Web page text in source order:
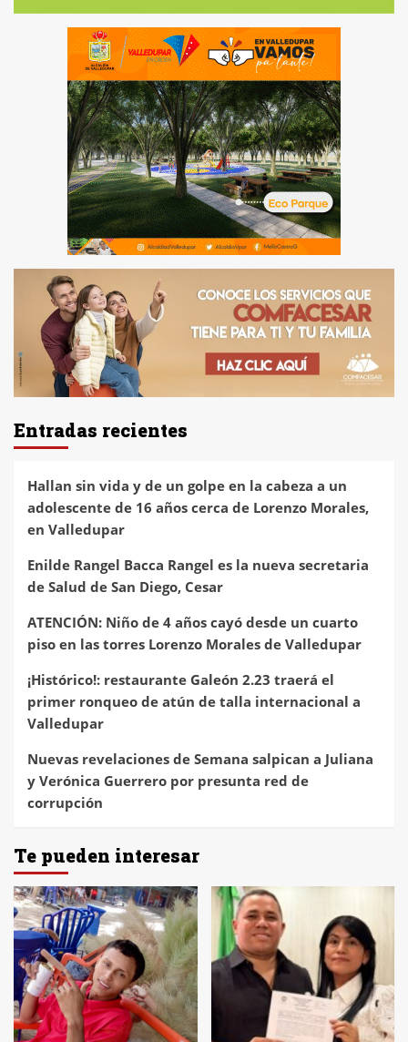
Entradas recientes
Hallan sin vida y de un golpe en la cabeza a un
adolescente de 16 años cerca de Lorenzo Morales,
en Valledupar
Enilde Rangel Bacca Rangel es la nueva secretaria
de Salud de San Diego, Cesar
ATENCIÓN: Niño de 4 años cayó desde un cuarto
piso en las torres Lorenzo Morales de Valledupar
¡Histórico!: restaurante Galeón 2.23 traerá el
primer ronqueo de atún de talla internacional a
Valledupar
Nuevas revelaciones de Semana salpican a Juliana
y Verónica Guerrero por presunta red de
corrupción
Te pueden interesar